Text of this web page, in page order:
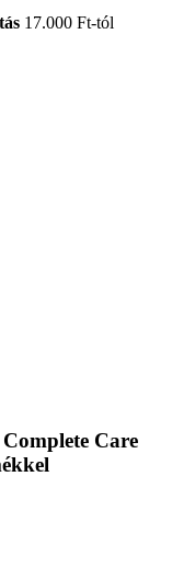
17.000 Ft-tól
Care